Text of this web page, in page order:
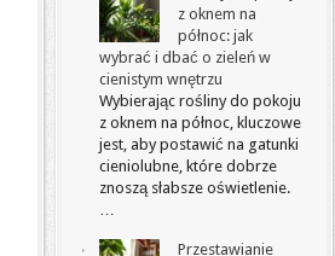
z oknem na
północ: jak
wybrać i dbać o zieleń w
cienistym wnętrzu
Wybierając rośliny do pokoju
z oknem na północ, kluczowe
jest, aby postawić na gatunki
cieniolubne, które dobrze
znoszą słabsze oświetlenie.
…
Przestawianie